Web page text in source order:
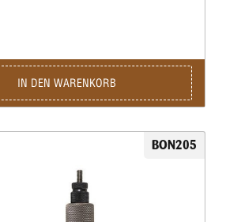
Gewehrverschlusses zurück in das
wird. Somit wird jede Kugel zugtreu
wurden entwickelt, um den
auf Forster-Größenmatrizen zu ersetzen.
Expanderkugeln erzeugen Nachladungen mit
sodass Sie die
gibt den tatsächlichen Durchmesser
ist E-10-2045 eine übergroße „E-Z“
Ersatz-Expanderkugeln (bestellt 0,001″
mit einer geschätzten
0,001″) sind ebenfalls erhältlich.
IN DEN WARENKORB
BON205